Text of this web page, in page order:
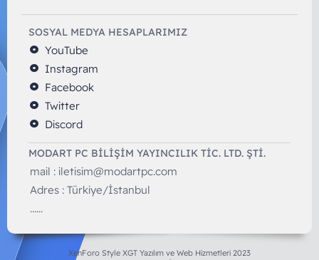
SOSYAL MEDYA HESAPLARIMIZ
YouTube
Instagram
Facebook
Twitter
Discord
MODART PC BILIŞIM YAYINCILIK TİC. LTD. ŞTİ.
mail : iletisim@modartpc.com
Adres : Türkiye/İstanbul
......
XenForo Style XGT Yazılım ve Web Hizmetleri 2023